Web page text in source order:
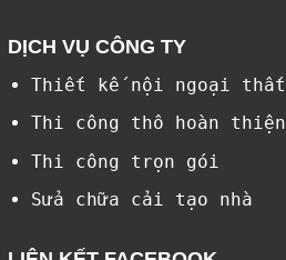
DỊCH VỤ CÔNG TY
Thiết kế nội ngoại thất
Thi công thô hoàn thiện
Thi công trọn gói
Sửa chữa cải tạo nhà